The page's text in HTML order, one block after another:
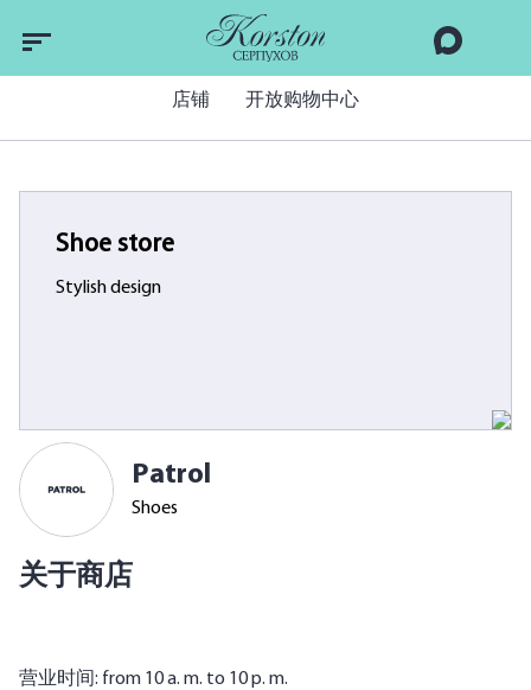
店铺 开放购物中心
Shoe store
Stylish design
Patrol
Shoes
关于商店
营业时间: from 10 a. m. to 10 p. m.